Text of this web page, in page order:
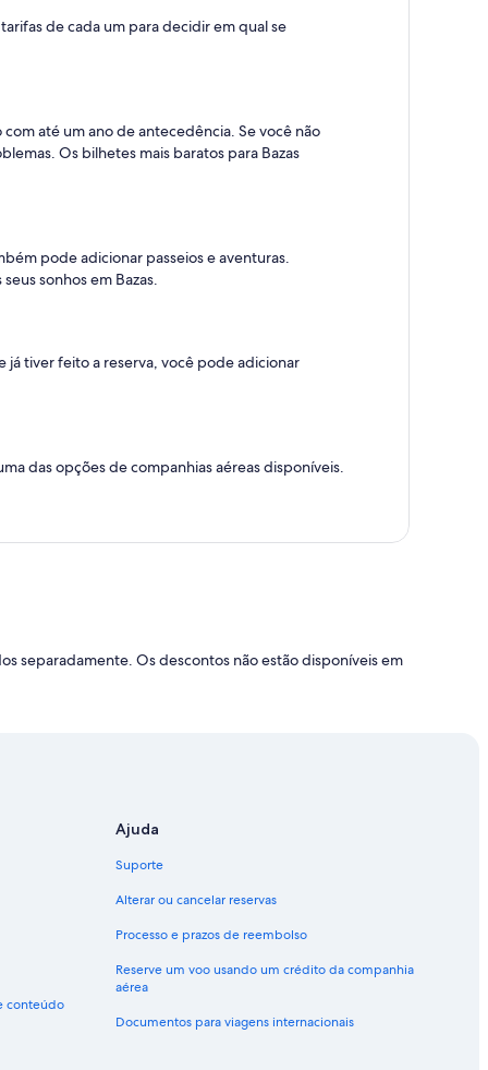
de cada um para decidir em qual se
até um ano de antecedência. Se você não
Os bilhetes mais baratos para Bazas
pode adicionar passeios e aventuras.
sonhos em Bazas.
já tiver feito a reserva, você pode adicionar
das opções de companhias aéreas disponíveis.
separadamente. Os descontos não estão disponíveis em
conteúdo
Ajuda
Suporte
Alterar ou cancelar reservas
Processo e prazos de reembolso
Reserve um voo usando um crédito da companhia
aérea
Documentos para viagens internacionais